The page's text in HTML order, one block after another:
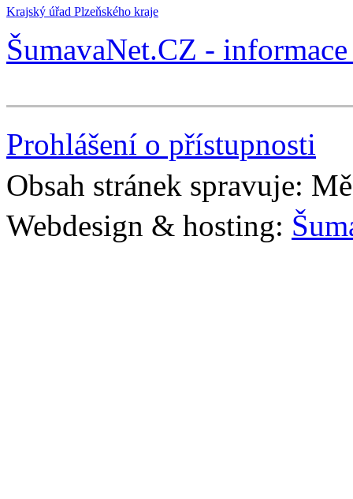
Krajský úřad Plzeňského kraje
ŠumavaNet.CZ -
Prohlášení o přístupnosti
Obsah stránek spravuje:
Webdesign & hosting: